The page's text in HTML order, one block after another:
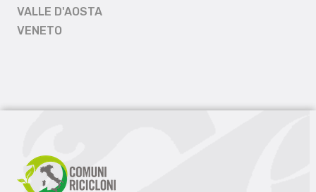
VALLE D'AOSTA
VENETO